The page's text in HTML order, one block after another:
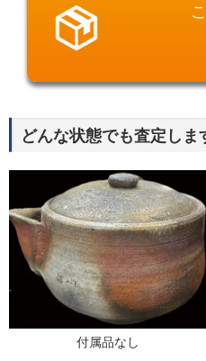
どんな状態でも査定しま
付属品なし